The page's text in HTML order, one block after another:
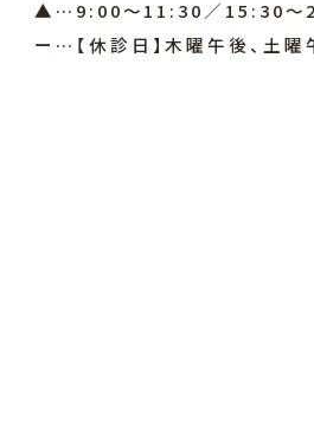
▲…9:00～11:30／15:30～
ー…【休診日】木曜午後、土曜